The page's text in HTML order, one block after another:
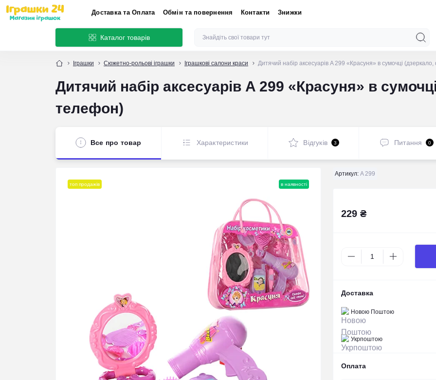
Доставка та Оплата Обмін та повернення Контакти Знижки
Каталог товарів
Іграшки Сюжетно-рольові іграшки Іграшкові салони краси Дитячий набір аксесуарів A 299 «Красуня» в сумочці
Дитячий набір аксесуарів A 299 «Красуня» в
телефон)
Все про товар Характеристики Відгуків 3 Питання 0
топ продажів в наявності
Артикул: A 299
229 ₴
Доставка
Новою Поштою
Укрпоштою
Оплата